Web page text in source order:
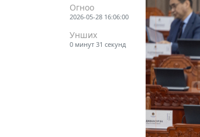
Огноо
2026-05-28 16:06:00
Унших
0 минут 31 секунд